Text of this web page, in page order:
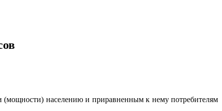
(мощности) населению и приравненным к нему потребителям